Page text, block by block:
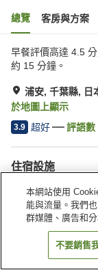
總覽 客房與方案
早餐評價高達 4.5
約 15 分鐘。
浦安, 千葉縣, 日
於地圖上顯示
3.9 超好 評語數
住宿設施
停車場
餐廳
本網站使用
能與流量。我們
群媒體、廣告和
不要銷售